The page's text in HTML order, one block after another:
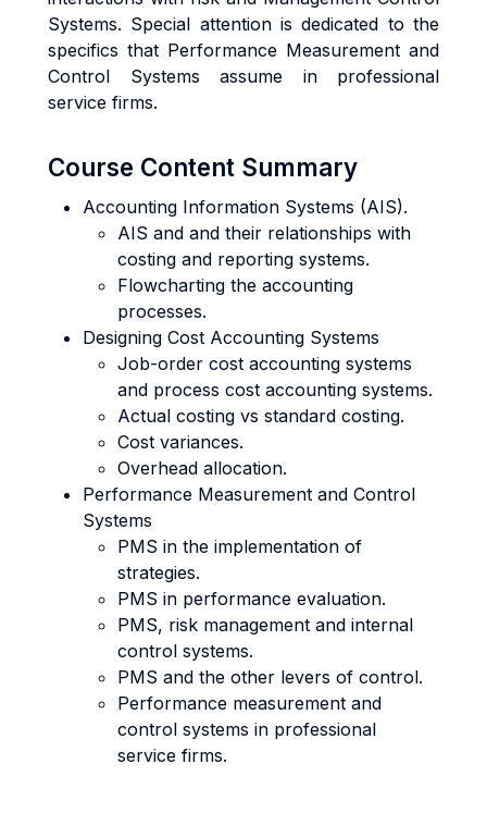
Systems. Special attention is dedicated to the
specifics that Performance Measurement and
Control Systems assume in professional
service firms.
Course Content Summary
Accounting Information Systems (AIS).
AIS and and their relationships with
costing and reporting systems.
Flowcharting the accounting
processes.
Designing Cost Accounting Systems
Job-order cost accounting systems
and process cost accounting systems.
Actual costing vs standard costing.
Cost variances.
Overhead allocation.
Performance Measurement and Control
Systems
PMS in the implementation of
strategies.
PMS in performance evaluation.
PMS, risk management and internal
control systems.
PMS and the other levers of control.
Performance measurement and
control systems in professional
service firms.